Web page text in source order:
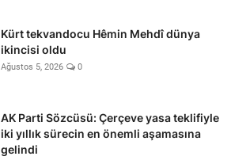
Kürt tekvandocu Hêmin Mehdî dünya
ikincisi oldu
Ağustos 5, 2026 0
AK Parti Sözcüsü: Çerçeve yasa teklifiyle
iki yıllık sürecin en önemli aşamasına
gelindi